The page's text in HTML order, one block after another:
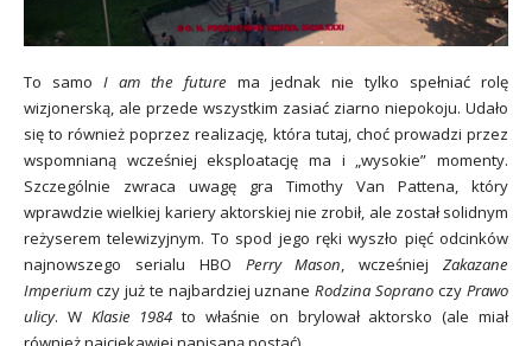
To samo I am the future ma jednak nie tylko spełniać rolę
wizjonerską, ale przede wszystkim zasiać ziarno niepokoju. Udało
się to również poprzez realizację, która tutaj, choć prowadzi przez
wspomnianą wcześniej eksploatację ma i „wysokie” momenty.
Szczególnie zwraca uwagę gra Timothy Van Pattena, który
wprawdzie wielkiej kariery aktorskiej nie zrobił, ale został solidnym
reżyserem telewizyjnym. To spod jego ręki wyszło pięć odcinków
najnowszego serialu HBO Perry Mason, wcześniejZakazane
Imperium czy już te najbardziej uznaneRodzina Soprano czyPrawo
ulicy. W Klasie 1984to właśnie on brylował aktorsko (ale miał